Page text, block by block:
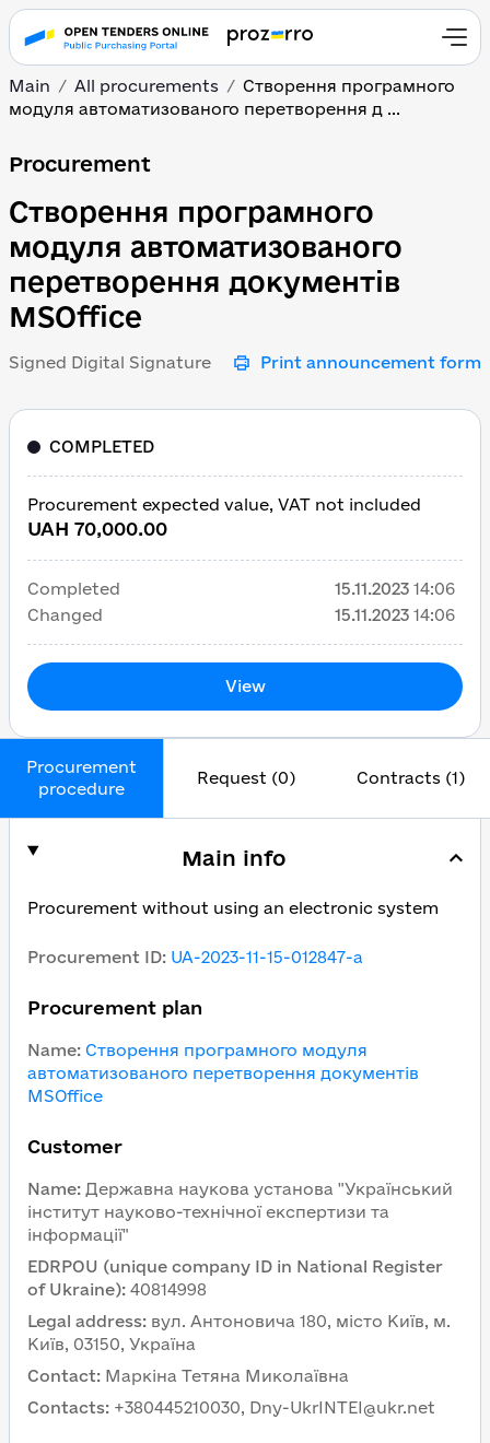
Main All procurements
Створення програмного
модуля автоматизованого перетворення д ...
Створення
Procurement
Створення програмного
модуля автоматизованого
перетворення документів
MSOffice
Signed Digital Signature Print announcement form
Procurement
procedure
Request (0) Contracts (1)
Main info
Procurement without using an electronic system
Procurement ID: UA-2023-11-15-012847-a
Procurement plan
Name: Створення програмного модуля
автоматизованого перетворення документів
MSOffice
Customer
Name: Державна наукова установа "Український
інститут науково-технічної експертизи та
інформації"
EDRPOU (unique company ID in National Register
of Ukraine): 40814998
Legal address: вул. Антоновича 180, місто Київ, м.
Київ, 03150, Україна
Contact: Маркіна Тетяна Миколаївна
Contacts: +380445210030, Dny-UkrINTEI@ukr.net
COMPLETED
Procurement expected value, VAT not included
UAH 70,000.00
Completed 15.11.2023 14:06
Changed
15.11.2023 14:06
View